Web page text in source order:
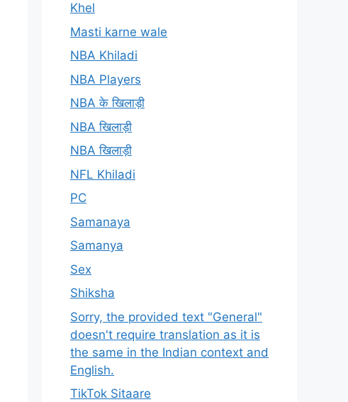
Khel
Masti karne wale
NBA Khiladi
NBA Players
NBA के खिलाड़ी
NBA खिलाड़ी
NBA खिलाड़ी
NFL Khiladi
PC
Samanaya
Samanya
Sex
Shiksha
Sorry, the provided text "General"
doesn't require translation as it is
the same in the Indian context and
English.
TikTok Sitaare